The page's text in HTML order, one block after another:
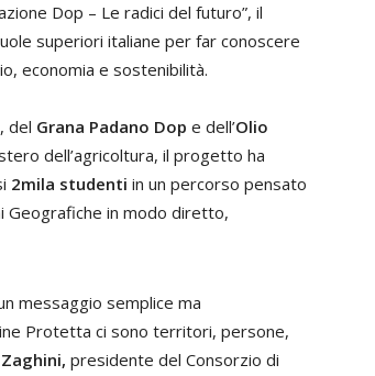
Dop – Le radici del futuro”, il
superiori italiane per far conoscere
economia e sostenibilità.
, del Grana Padano Dop e dell’Olio
dell’agricoltura, il progetto ha
2mila studenti in un percorso pensato
Geografiche in modo diretto,
messaggio semplice ma
Protetta ci sono territori, persone,
presidente del Consorzio di